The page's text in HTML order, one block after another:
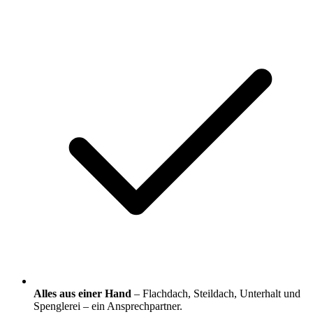
Alles aus einer Hand – Flachdach, Steildach, Unterhalt und
Spenglerei – ein Ansprechpartner.